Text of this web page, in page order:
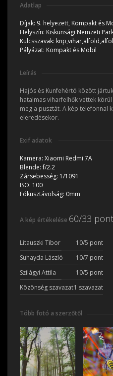
Adatlap
Díjak: 9. helyezett, Kompakt és
Helyszín: Kiskunsági Nemzeti
Kulcsszavak:
Pályázat: Kompakt és Mobil
Leírás
Hajós és Kunfehértó között
hatalmas viharfelhők vettek
meg a pusztát. A kép telefonnal
eleredésekor.
Exif adatok
Kamera: Xiaomi Redmi 7A
Blende:f/2.2
Zársebesség: 1/1091
ISO: 100
Fókusztávolság: 0mm
A kép értékelése 60/33 pont
Litauszki Tibor 10/5 pont
Suhayda László
10/7 pont
Szilágyi Attila
10/5 pont
Közönség szavazat1 szavazat
Több fotó a szerzőtől